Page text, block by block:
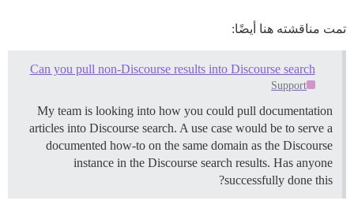
تمت مناقشته هنا أيضًا:
Can you pull non-Discourse results into Discourse search
Support
My team is looking into how you could pull documentation
articles into Discourse search. A use case would be to serve a
documented how-to on the same domain as the Discourse
instance in the Discourse search results. Has anyone
successfully done this?